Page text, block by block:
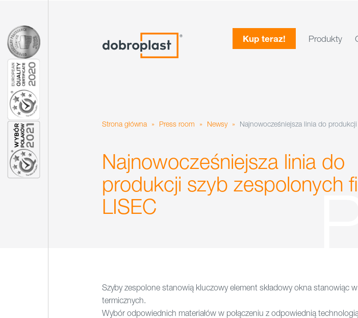
Kup teraz! Produkty
Strona główna » Press room » Newsy » Najnowocześniejsza linia do
Najnowocześniejsza linia do
produkcji szyb zespolonych
LISEC
Szyby zespolone stanowią kluczowy element składowy okna stanowiąc
termicznych.
Wybór odpowiednich materiałów w połączeniu z odpowiednią